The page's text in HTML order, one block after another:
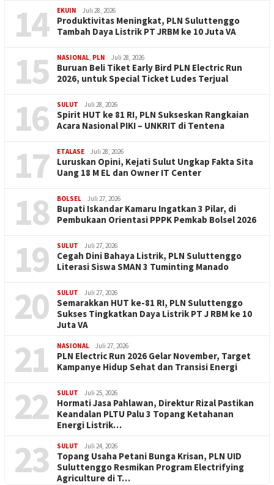
14 EKUIN Juli 28, 2026
Produktivitas Meningkat, PLN Suluttenggo
Tambah Daya Listrik PT JRBM ke 10 Juta VA
15 NASIONAL, PLN Juli 28, 2026
Buruan Beli Tiket Early Bird PLN Electric Run
2026, untuk Special Ticket Ludes Terjual
16 SULUT Juli 28, 2026
Spirit HUT ke 81 RI, PLN Sukseskan Rangkaian
Acara Nasional PIKI – UNKRIT di Tentena
17 ETALASE Juli 28, 2026
Luruskan Opini, Kejati Sulut Ungkap Fakta Sita
Uang 18 M EL dan Owner IT Center
18 BOLSEL Juli 27, 2026
Bupati Iskandar Kamaru Ingatkan 3 Pilar, di
Pembukaan Orientasi PPPK Pemkab Bolsel 2026
19 SULUT Juli 27, 2026
Cegah Dini Bahaya Listrik, PLN Suluttenggo
Literasi Siswa SMAN 3 Tuminting Manado
20 SULUT Juli 27, 2026
Semarakkan HUT ke-81 RI, PLN Suluttenggo
Sukses Tingkatkan Daya Listrik PT J RBM ke 10
Juta VA
21 NASIONAL Juli 27, 2026
PLN Electric Run 2026 Gelar November, Target
Kampanye Hidup Sehat dan Transisi Energi
22 SULUT Juli 25, 2026
Hormati Jasa Pahlawan, Direktur Rizal Pastikan
Keandalan PLTU Palu 3 Topang Ketahanan
Energi Listrik…
23 SULUT Juli 24, 2026
Topang Usaha Petani Bunga Krisan, PLN UID
Suluttenggo Resmikan Program Electrifying
Agriculture di T…